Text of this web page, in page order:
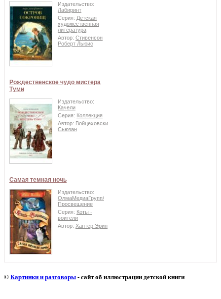
Издательство:
Лабиринт
Серия: Детская
художественная
литература
Автор: Стивенсон
Роберт Льюис
Рождественское чудо мистера
Туми
Издательство:
Качели
Серия: Коллекция
Автор: Войцеховски
Сьюзан
Самая темная ночь
Издательство:
ОлмаМедиаГрупп/
Просвещение
Серия: Коты -
воители
Автор: Хантер Эрин
© Картинки и разговоры - сайт об иллюстрации детской книги